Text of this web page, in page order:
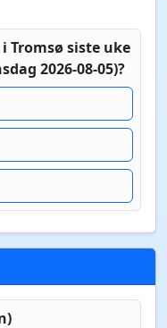
Tromsø siste uke
2026-08-05)?